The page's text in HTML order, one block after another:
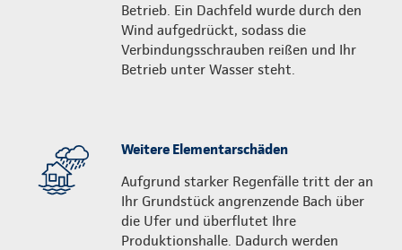
Betrieb. Ein Dachfeld wurde durch den
Wind aufgedrückt, sodass die
Verbindungs­schrauben reißen und Ihr
Betrieb unter Wasser steht.
Weitere Elementarschäden
Aufgrund starker Regenfälle tritt der an
Ihr Grundstück angrenzende Bach über
die Ufer und überflutet Ihre
Produktionshalle. Dadurch werden